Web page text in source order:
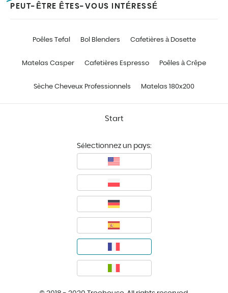
PEUT-ÊTRE ÊTES-VOUS INTÉRESSÉ
Poêles Tefal Bol Blenders Cafetières à Dosette
Matelas Casper Cafetières Espresso Poêles à Crêpe
Sèche Cheveux Professionnels Matelas 180x200
Start
Sélectionnez un pays: